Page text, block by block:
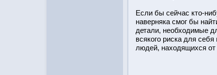
Если бы сейчас ктο-
наверняка смог бы
детали, необходимые
всякого риска для
людей, находящихся